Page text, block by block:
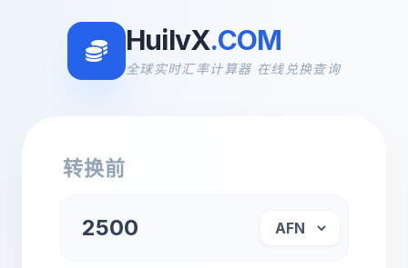
HuilvX.COM
全球实时汇率计算器 在线兑换查询
转换前